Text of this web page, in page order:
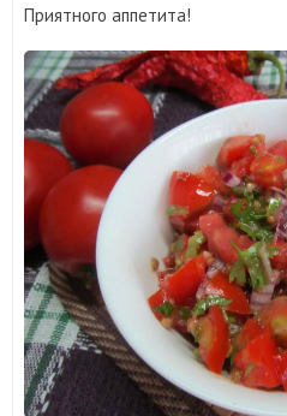
Приятного аппетита!